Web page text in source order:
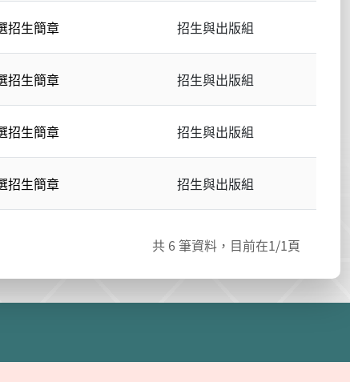
招生簡章 招生與出版組
招生簡章 招生與出版組
招生簡章 招生與出版組
招生簡章 招生與出版組
共 6 筆資料，目前在1/1頁